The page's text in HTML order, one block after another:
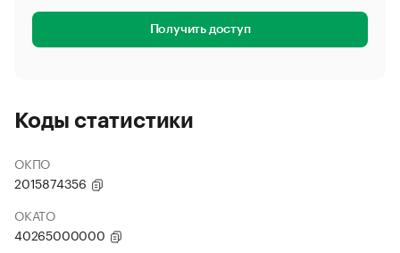
Получить доступ
Коды статистики
ОКПО
2015874356
ОКАТО
40265000000